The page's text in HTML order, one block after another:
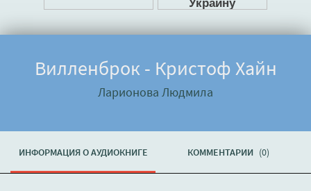
Вилленброк - Кристоф Хайн
Ларионова Людмила
ИНФОРМАЦИЯ О АУДИОКНИГЕ КОММЕНТАРИИ (0)